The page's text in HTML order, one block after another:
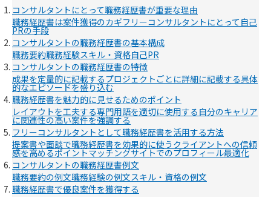
コンサルタントにとって職務経歴書が重要な理由
職務経歴書は案件獲得のカギフリーコンサルタントにとって自己
PRの手段
コンサルタントの職務経歴書の基本構成
職務要約職務経験スキル・資格自己PR
コンサルタントの職務経歴書の特徴
成果を定量的に記載するプロジェクトごとに詳細に記載する具体
的なエピソードを盛り込む
職務経歴書を魅力的に見せるためのポイント
レイアウトを工夫する専門用語を適切に使用する 自分のキャリア
に関連性の高い案件を強調する
フリーコンサルタントとして職務経歴書を活用する方法
提案書や面談で職務経歴書を効果的に使うクライアントへの信頼
感を高めるポイントマッチングサイトでのプロフィール最適化
コンサルタントの職務経歴書例文
職務要約の例文職務経験の例文スキル・資格の例文
職務経歴書で優良案件を獲得する